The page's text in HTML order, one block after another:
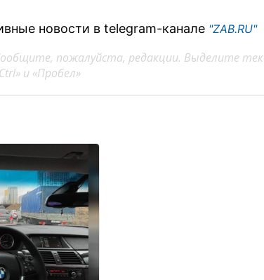
новости в telegram-канале "ZAB.RU"
пожалуйста, редакции. Выделите
и «Пробел»